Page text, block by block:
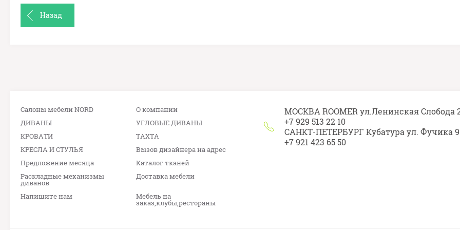
Назад
Салоны мебели NORD
О компании
ДИВАНЫ
УГЛОВЫЕ ДИВАНЫ
КРОВАТИ
ТАХТА
КРЕСЛА И СТУЛЬЯ
Вызов дизайнера на адрес
Предложение месяца
Каталог тканей
Раскладные механизмы
диванов
Доставка мебели
Напишите нам Мебель на
заказ,клубы,рестораны
МОСКВА ROOMER ул.Ленинская Слобода
+7 929 513 22 10
САНКТ-ПЕТЕРБУРГ Кубатура ул. Фучика 9
+7 921 423 65 50